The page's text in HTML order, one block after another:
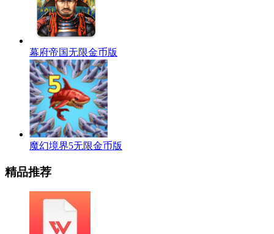
幕府帝国无限金币版
魔幻境界5无限金币版
精品推荐